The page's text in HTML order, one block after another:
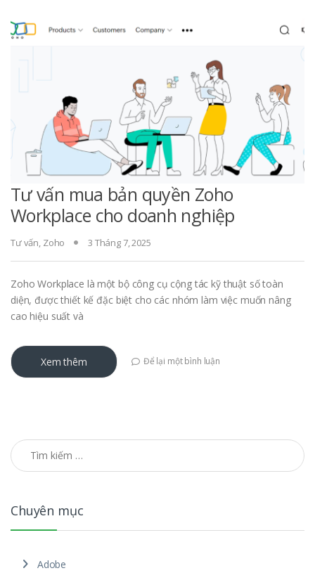
Tư vấn mua bản quyền Zoho
Workplace cho doanh nghiệp
Tư vấn Zoho 3 Tháng 7, 2025
Zoho Workplace là một bộ công cụ cộng tác kỹ thuật số toàn
diện, được thiết kế đặc biệt cho các nhóm làm việc muốn nâng
cao hiệu suất và
Xem thêm Để lại một bình luận
Tìm kiếm cho:
Chuyên mục
Adobe